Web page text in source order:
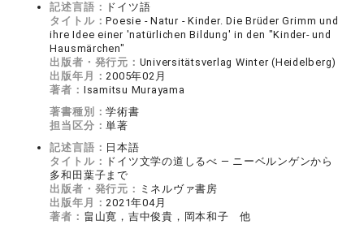
記述言語： ドイツ語
タイトル：Poesie - Natur - Kinder. Die Brüder Grimm und
ihre Idee einer 'natürlichen Bildung' in den "Kinder- und
Hausmärchen"
出版者・発行元： Universitätsverlag Winter (Heidelberg)
出版年月：2005年02月
著者： Isamitsu Murayama
著書種別：学術書
担当区分：単著
記述言語： 日本語
タイトル： ドイツ文学の道しるべ ― ニーベルンゲンから
多和田葉子まで
出版者・発行元： ミネルヴァ書房
出版年月：2021年04月
著者： 畠山寛，吉中俊貴，岡本和子 他